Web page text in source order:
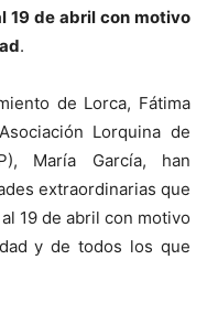
19 de abril con motivo
.
de Lorca, Fátima
Lorquina de
María García, han
extraordinarias que
19 de abril con motivo
y de todos los que